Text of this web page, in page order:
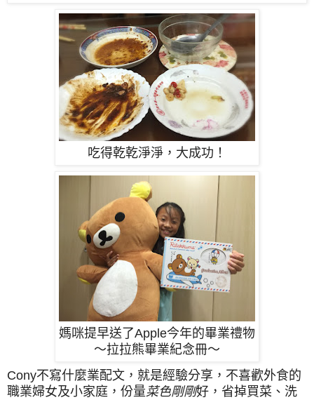
吃得乾乾淨淨，大成功！
媽咪提早送了Apple今年的畢業禮物
～拉拉熊畢業紀念冊～
Cony不寫什麼業配文，就是經驗分享，不喜歡外食的
職業婦女及小家庭，份量菜色剛剛好，省掉買菜、洗